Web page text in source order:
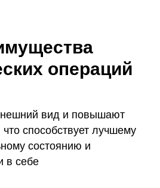
операций
вид и повышают
что способствует лучшему
состоянию и
в себе